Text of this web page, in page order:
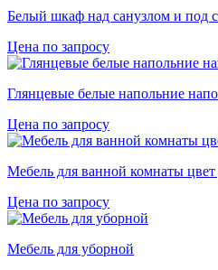
Белый шкаф над санузлом и под
Цена по запросу
Глянцевые белые напольние
Цена по запросу
Мебель для ванной комнаты цвет
Цена по запросу
Мебель для уборной